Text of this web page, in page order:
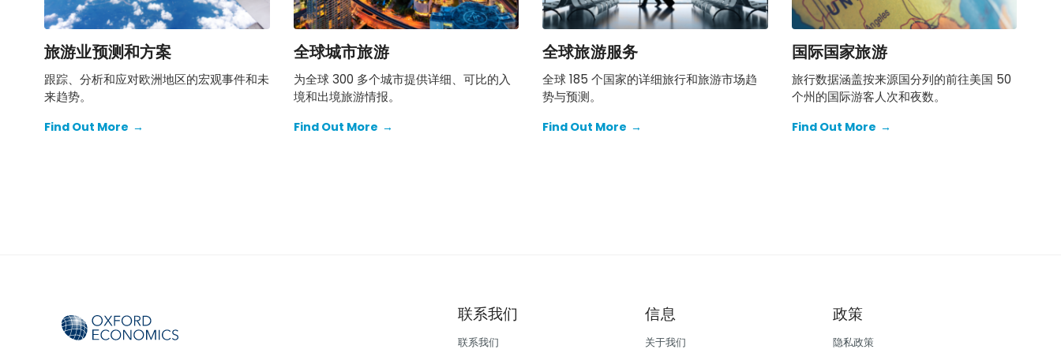
旅游业预测和方案
跟踪、分析和应对欧洲地区的宏观事件和未
来趋势。
Find Out More →
全球城市旅游
为全球 300 多个城市提供详细、可比的入
境和出境旅游情报。
Find Out More →
全球旅游服务
全球 185 个国家的详细旅行和旅游市场趋
势与预测。
Find Out More →
国际国家旅游
旅行数据涵盖按来源国分列的前往美国 50
个州的国际游客人次和夜数。
Find Out More →
联系我们
联系我们
信息
关于我们
政策
隐私政策